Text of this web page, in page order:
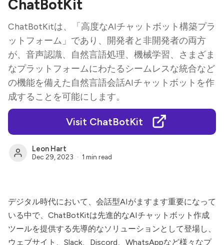
ChatBotKit
ChatBotKitは、「高度なAIチャットボット構築プラ
ットフォーム」であり、開発者と非開発者の両方
が、音声認識、自然言語処理、機械学習、さまざま
なプラットフォームにわたるシームレスな統合など
の機能を備えた自然言語会話AIチャットボットを作
成することを可能にします。
Visit ChatBotKit
Leon Hart
Dec 29, 2023 1 min read
デジタル時代において、会話型AIがますます重要になって
いる中で、 ChatBotKitは先進的なAIチャットボット作成
ツールを提供する先導的なソリューションとして登場し、
ウェブサイト、Slack、Discord、WhatsAppなど様々なプ